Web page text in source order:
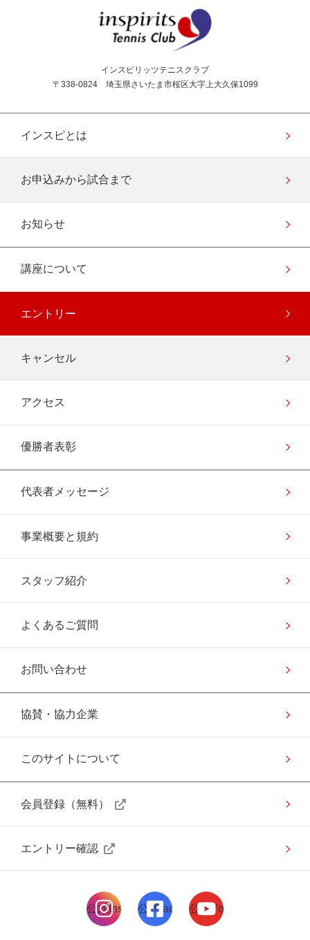
インスピリッツテニスクラブ
〒338-0824 埼玉県さいたま市桜区大字上大久保1099
インスピとは
お申込みから試合まで
お知らせ
講座について
エントリー
キャンセル
アクセス
優勝者表彰
代表者メッセージ
事業概要と規約
スタッフ紹介
よくあるご質問
お問い合わせ
協賛・協力企業
このサイトについて
会員登録（無料）
エントリー確認
公式Instagramページ
公式facebookページ公式Youtubeページ